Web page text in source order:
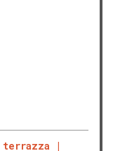
terrazza